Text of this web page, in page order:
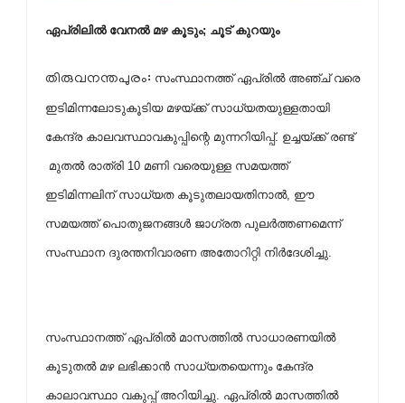
ഏപ്രിലില്‍ വേനല്‍ മഴ കൂടും; ചൂട് കുറയും
തിരുവനന്തപുരം: സംസ്ഥാനത്ത് ഏപ്രില്‍ അഞ്ച് വരെ
ഇടിമിന്നലോടുകൂടിയ മഴയ്ക്ക് സാധ്യതയുള്ളതായി
കേന്ദ്ര കാലവസ്ഥാവകുപ്പിന്റെ മുന്നറിയിപ്പ്. ഉച്ചയ്ക്ക് രണ്ട്
മുതല്‍ രാത്രി 10 മണി വരെയുള്ള സമയത്ത്
ഇടിമിന്നലിന് സാധ്യത കൂടുതലായതിനാല്‍, ഈ
സമയത്ത് പൊതുജനങ്ങള്‍ ജാഗ്രത പുലര്‍ത്തണമെന്ന്
സംസ്ഥാന ദുരന്തനിവാരണ അതോറിറ്റി നിര്‍ദേശിച്ചു.
സംസ്ഥാനത്ത് ഏപ്രില്‍ മാസത്തില്‍ സാധാരണയില്‍
കൂടുതല്‍ മഴ ലഭിക്കാന്‍ സാധ്യതയെന്നും കേന്ദ്ര
കാലാവസ്ഥാ വകുപ്പ് അറിയിച്ചു. ഏപ്രില്‍ മാസത്തില്‍